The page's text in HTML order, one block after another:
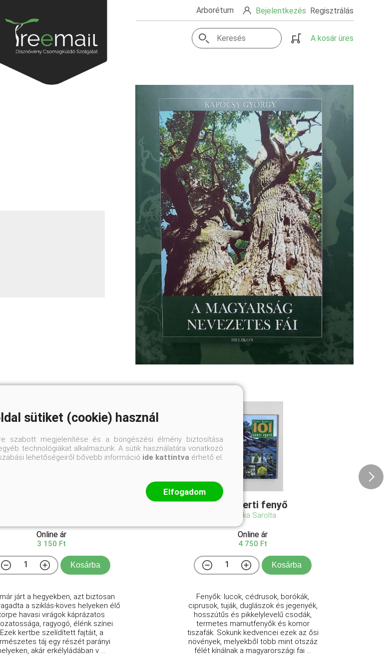
Arborétum Bejelentkezés Regisztrálás
A kosár üres
Online ár
3 150 Ft
Kosárba
járt a hegyekben, azt biztosan
a sziklás-köves helyeken élő
havasi virágok káprázatos
ragyogó, élénk színei.
Ezek kertbe szelídített fajtáit, a
táj egy részét parányi
akár erkélyládában v ...
101 Kerti fenyő
Czáka Sarolta
Online ár
4 750 Ft
Kosárba
Fenyők: lucok, cédrusok, borókák,
ciprusok, tuják, duglászok és jegenyék,
hosszútűs és pikkelylevelű csodák,
termetes mamutfenyők és komor
tiszafák. Sokunk kedvencei ezek az ősi
növények, melyekből több mint ötszáz
félét kínálnak a magyarországi fai ...
sütiket (cookie) használ
szabott megjelenítése és a böngészési élmény biztosítása
technológiákat alkalmazunk. A sütik használatára vonatkozó
lehetőségeiről bővebb információ ide kattintva érhető el.
Elfogadom